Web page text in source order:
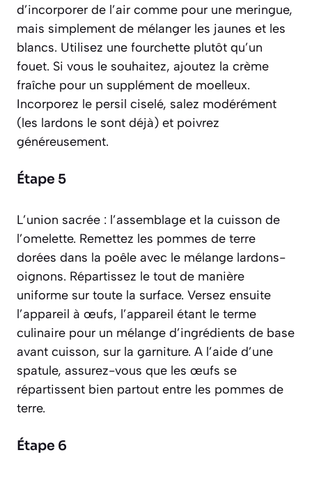
d’incorporer de l’air comme pour une meringue,
mais simplement de mélanger les jaunes et les
blancs. Utilisez une fourchette plutôt qu’un
fouet. Si vous le souhaitez, ajoutez la crème
fraîche pour un supplément de moelleux.
Incorporez le persil ciselé, salez modérément
(les lardons le sont déjà) et poivrez
généreusement.
Étape 5
L’union sacrée : l’assemblage et la cuisson de
l’omelette. Remettez les pommes de terre
dorées dans la poêle avec le mélange lardons-
oignons. Répartissez le tout de manière
uniforme sur toute la surface. Versez ensuite
l’appareil à œufs, l’appareil étant le terme
culinaire pour un mélange d’ingrédients de base
avant cuisson, sur la garniture. A l’aide d’une
spatule, assurez-vous que les œufs se
répartissent bien partout entre les pommes de
terre.
Étape 6